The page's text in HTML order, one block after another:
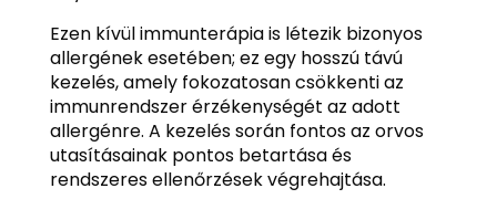
Ezen kívül immunterápia is létezik bizonyos
allergének esetében; ez egy hosszú távú
kezelés, amely fokozatosan csökkenti az
immunrendszer érzékenységét az adott
allergénre. A kezelés során fontos az orvos
utasításainak pontos betartása és
rendszeres ellenőrzések végrehajtása.